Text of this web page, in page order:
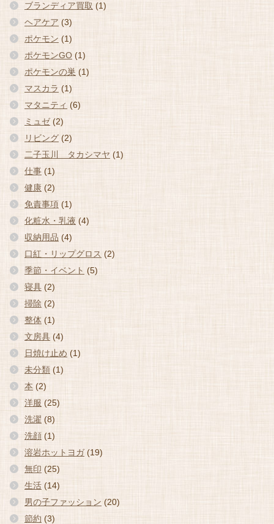
ブランディア買取 (1)
ヘアケア (3)
ポケモン (1)
ポケモンGO (1)
ポケモンの巣 (1)
マスカラ (1)
マタニティ (6)
ミュゼ(2)
リビング (2)
二子玉川 タカシマヤ (1)
仕事 (1)
健康 (2)
免責事項 (1)
化粧水・乳液 (4)
収納用品 (4)
口紅・リップグロス (2)
季節・イベント (5)
寝具 (2)
掃除 (2)
整体 (1)
文房具 (4)
日焼け止め (1)
未分類 (1)
本 (2)
洋服 (25)
洗濯 (8)
洗顔 (1)
溶岩ホットヨガ(19)
無印 (25)
生活 (14)
男の子ファッション (20)
節約 (3)